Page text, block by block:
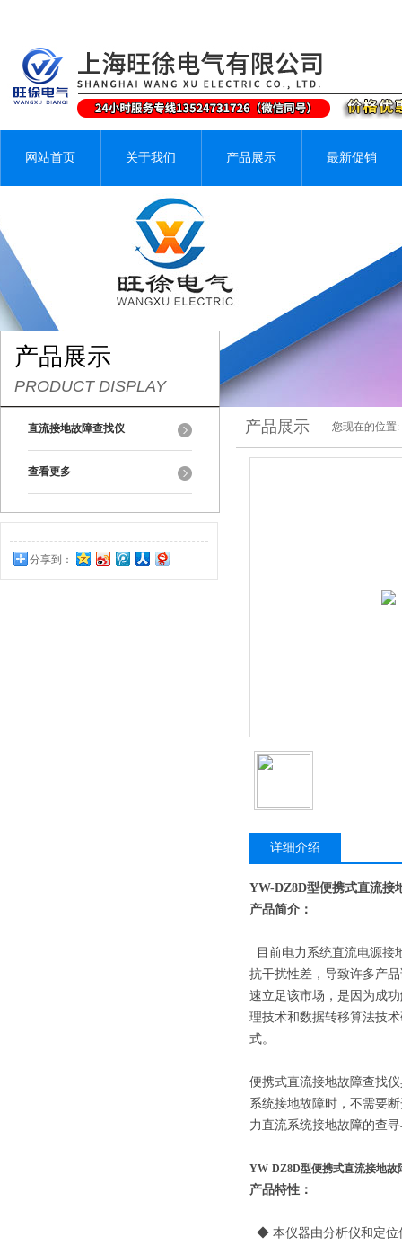
网站首页 关于我们 产品展示 最新促销
产品展示
PRODUCT DISPLAY
直流接地故障查找仪
查看更多
分享到：
产品展示 您现在的位置:
详细介绍
YW-DZ8D型便携式直流接
产品简介：
目前电力系统直流电源接
抗干扰性差，导致许多产
速立足该市场，是因为成
理技术和数据转移算法技
式。
便携式直流接地故障查找
系统接地故障时，不需要
力直流系统接地故障的查
YW-DZ8D型便携式直流接地故
产品特性：
◆ 本仪器由分析仪和定位